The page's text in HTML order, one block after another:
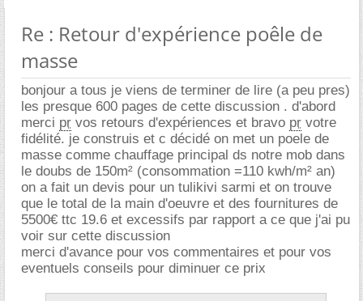
Re : Retour d'expérience poêle de
masse
bonjour a tous je viens de terminer de lire (a peu pres)
les presque 600 pages de cette discussion . d'abord
merci pr vos retours d'expériences et bravo pr votre
fidélité. je construis et c décidé on met un poele de
masse comme chauffage principal ds notre mob dans
le doubs de 150m² (consommation =110 kwh/m² an)
on a fait un devis pour un tulikivi sarmi et on trouve
que le total de la main d'oeuvre et des fournitures de
5500€ ttc 19.6 et excessifs par rapport a ce que j'ai pu
voir sur cette discussion
merci d'avance pour vos commentaires et pour vos
eventuels conseils pour diminuer ce prix